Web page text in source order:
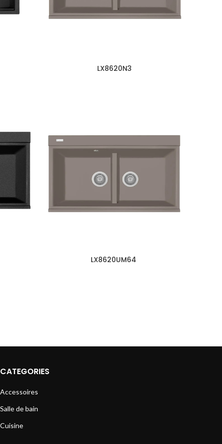
LX8620N3
LX8620UM64
CATEGORIES
Accessoires
Salle de bain
Cuisine